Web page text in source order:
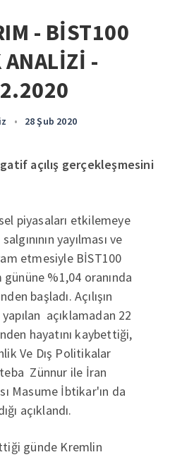
- BİST100
-
• 28 Şub 2020
açılış gerçekleşmesini
piyasaları etkilemeye
yayılması ve
etmesiyle BİST100
%1,04 oranında
başladı. Açılışın
açıklamadan 22
hayatını kaybettiği,
Ve Dış Politikalar
Zünnur ile İran
Masume İbtikar'ın da
açıklandı.
günde Kremlin